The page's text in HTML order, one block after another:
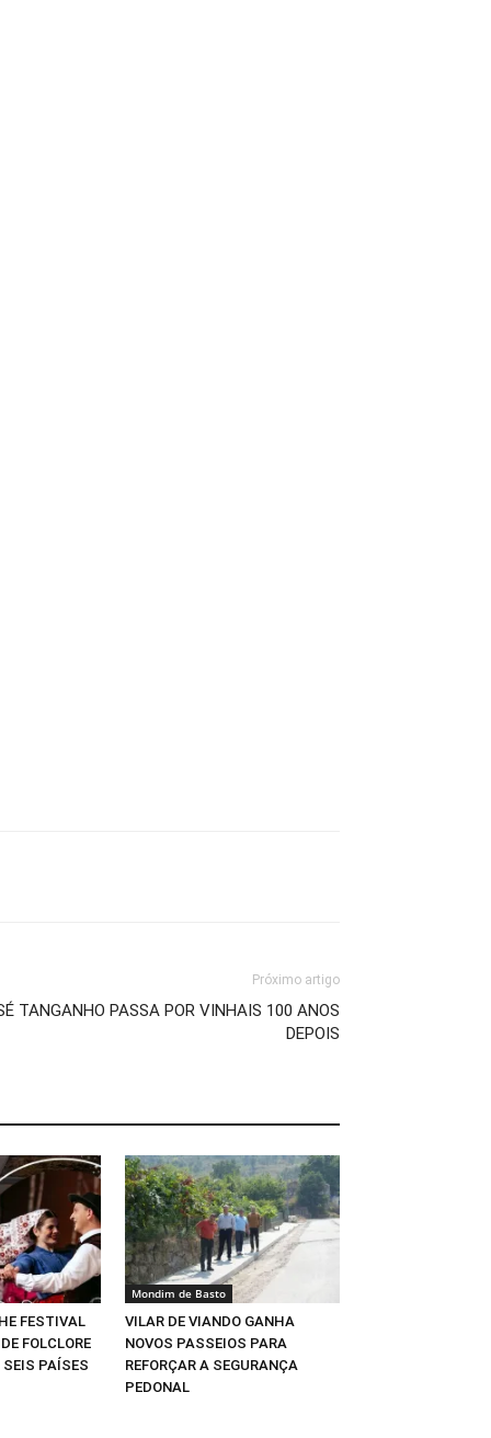
Próximo artigo
TANGANHO PASSA POR VINHAIS 100 ANOS
DEPOIS
FESTIVAL
FOLCLORE
SEIS PAÍSES
Mondim de Basto
VILAR DE VIANDO GANHA
NOVOS PASSEIOS PARA
REFORÇAR A SEGURANÇA
PEDONAL